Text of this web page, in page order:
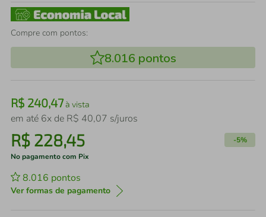
Compre com pontos:
8.016 pontos
R$ 240,47à vista
em até 6x de R$ 40,07 s/juros
R$ 228,45 -5%
No pagamento com Pix
8.016 pontos
Ver formas de pagamento